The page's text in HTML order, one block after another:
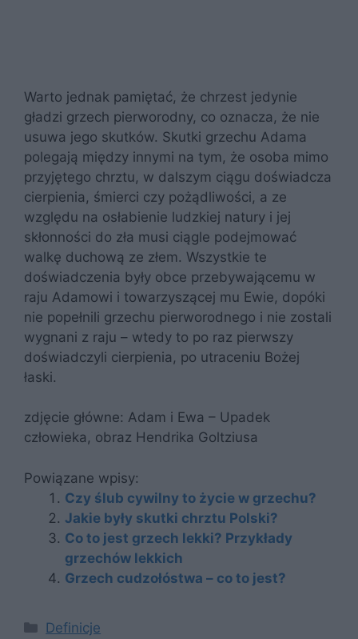
Warto jednak pamiętać, że chrzest jedynie
gładzi grzech pierworodny, co oznacza, że nie
usuwa jego skutków. Skutki grzechu Adama
polegają między innymi na tym, że osoba mimo
przyjętego chrztu, w dalszym ciągu doświadcza
cierpienia, śmierci czy pożądliwości, a ze
względu na osłabienie ludzkiej natury i jej
skłonności do zła musi ciągle podejmować
walkę duchową ze złem. Wszystkie te
doświadczenia były obce przebywającemu w
raju Adamowi i towarzyszącej mu Ewie, dopóki
nie popełnili grzechu pierworodnego i nie zostali
wygnani z raju – wtedy to po raz pierwszy
doświadczyli cierpienia, po utraceniu Bożej
łaski.
zdjęcie główne: Adam i Ewa – Upadek
człowieka, obraz Hendrika Goltziusa
Powiązane wpisy:
Czy ślub cywilny to życie w grzechu?
Jakie były skutki chrztu Polski?
Co to jest grzech lekki? Przykłady
grzechów lekkich
Grzech cudzołóstwa – co to jest?
Kategorie
Definicje